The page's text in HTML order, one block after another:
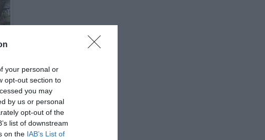
your personal or
opt-out section to
you may
by us or personal
opt-out of the
list of downstream
on the IAB’s List of